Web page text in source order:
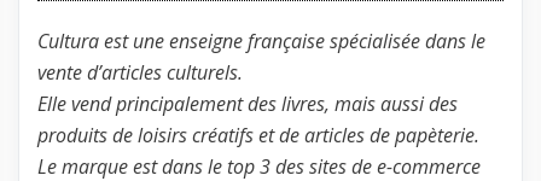
Cultura est une enseigne française spécialisée dans le
vente d’articles culturels.
Elle vend principalement des livres, mais aussi des
produits de loisirs créatifs et de articles de papèterie.
Le marque est dans le top 3 des sites de e-commerce